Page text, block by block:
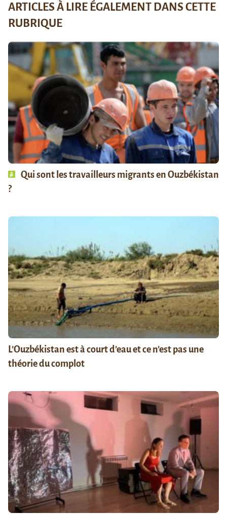
ARTICLES À LIRE ÉGALEMENT DANS CETTE
RUBRIQUE
Qui sont les travailleurs migrants en Ouzbékistan
?
L’Ouzbékistan est à court d’eau et ce n’est pas une
théorie du complot